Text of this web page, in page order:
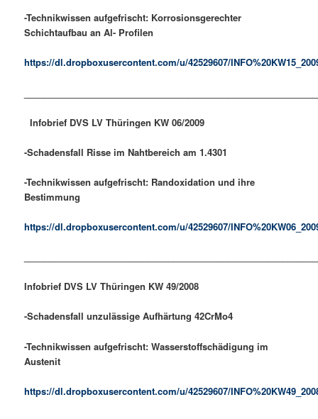
-Technikwissen aufgefrischt: Korrosionsgerechter
Schichtaufbau an Al- Profilen
https://dl.dropboxusercontent.com/u/42529607/
Infobrief DVS LV Thüringen KW06/2009
-Schadensfall Risse im Nahtbereich am 1.4301
-Technikwissen aufgefrischt: Randoxidation und ihre
Bestimmung
https://dl.dropboxusercontent.com/u/42529607/
Infobrief DVS LV Thüringen KW 49/2008
-Schadensfall unzulässige Aufhärtung 42CrMo4
-Technikwissen aufgefrischt: Wasserstoffschädigung im
Austenit
https://dl.dropboxusercontent.com/u/42529607/